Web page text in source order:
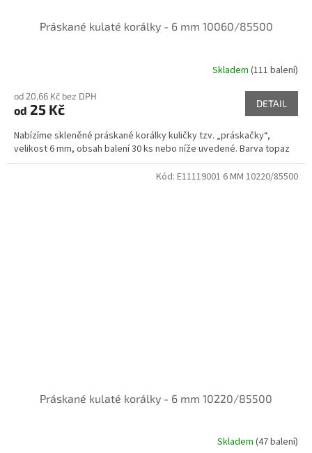
Práskané kulaté korálky - 6 mm 10060/85500
Skladem (111 balení)
od 20,66 Kč bez DPH
od 25 Kč DETAIL
Nabízíme skleněné práskané korálky kuličky tzv. „práskačky“,
velikost 6 mm, obsah balení 30 ks nebo níže uvedené. Barva topaz
Práskané kulaté korálky - 6 mm 10220/85500
Skladem (47 balení)
Kód: E11119001 6 MM 10220/85500